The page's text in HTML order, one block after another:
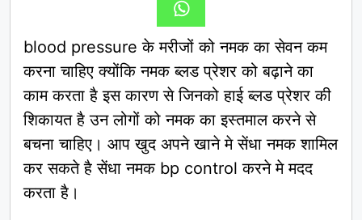
blood pressure के मरीजों को नमक का सेवन कम
करना चाहिए क्योंकि नमक ब्लड प्रेशर को बढ़ाने का
काम करता है इस कारण से जिनको हाई ब्लड प्रेशर की
शिकायत है उन लोगों को नमक का इस्तमाल करने से
बचना चाहिए। आप खुद अपने खाने मे सेंधा नमक शामिल
कर सकते है सेंधा नमक bp control करने मे मदद
करता है।